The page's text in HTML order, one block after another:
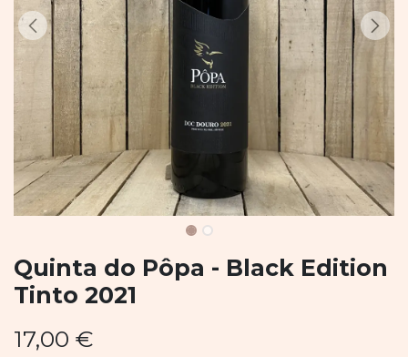
Quinta do Pôpa - Black Edition
Tinto 2021
17,00 €